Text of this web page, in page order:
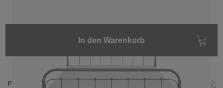
In den Warenkorb
Produktinformationen